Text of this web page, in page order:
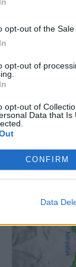
opt-out of the Sale
opt-out of
opt-out of
Data that
CONFIRM
Data